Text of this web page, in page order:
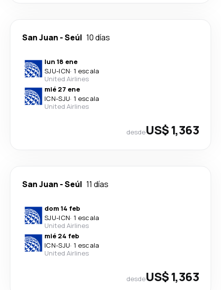
San Juan -Seúl 10 días
lun 18 ene
SJU-ICN· 1 escala
United Airlines
mié 27 ene
ICN-SJU· 1 escala
United Airlines
desdeUS$ 1,363
San Juan -Seúl 11 días
dom 14 feb
SJU-ICN· 1 escala
United Airlines
mié 24 feb
ICN-SJU· 1 escala
United Airlines
desdeUS$ 1,363